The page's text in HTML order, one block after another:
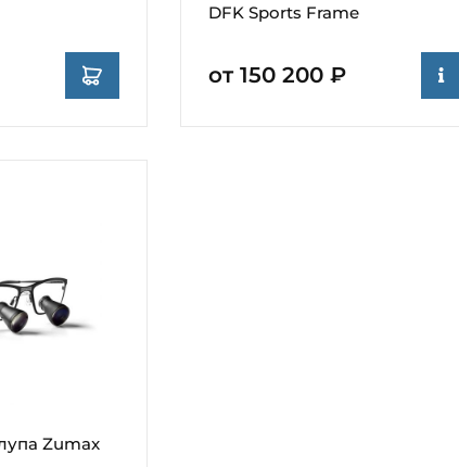
DFK Sports Frame
от 150 200 ₽
Zumax